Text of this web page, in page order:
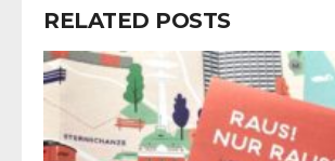
RELATED POSTS